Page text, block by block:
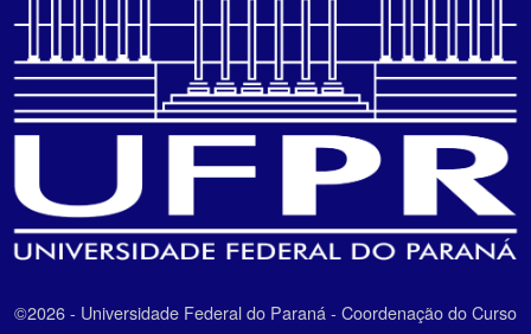
©2026 - Universidade Federal do Paraná - Coordenação do Curso